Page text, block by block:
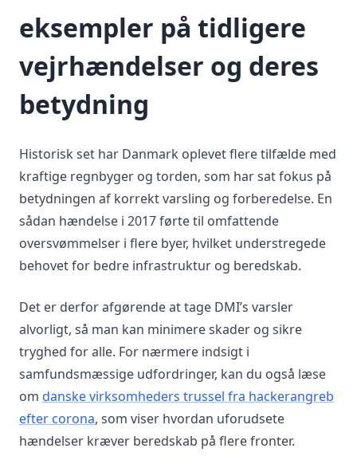
eksempler på tidligere
vejrhændelser og deres
betydning
Historisk set har Danmark oplevet flere tilfælde med
kraftige regnbyger og torden, som har sat fokus på
betydningen af korrekt varsling og forberedelse. En
sådan hændelse i 2017 førte til omfattende
oversvømmelser i flere byer, hvilket understregede
behovet for bedre infrastruktur og beredskab.
Det er derfor afgørende at tage DMI’s varsler
alvorligt, så man kan minimere skader og sikre
tryghed for alle. For nærmere indsigt i
samfundsmæssige udfordringer, kan du også læse
om danske virksomheders trussel fra hackerangreb
efter corona, som viser hvordan uforudsete
hændelser kræver beredskab på flere fronter.